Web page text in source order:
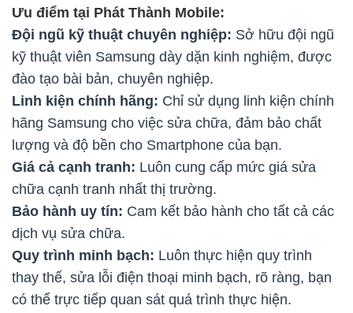
Ưu điểm tại Phát Thành Mobile:
Đội ngũ kỹ thuật chuyên nghiệp: Sở hữu đội ngũ
kỹ thuật viên Samsung dày dặn kinh nghiệm, được
đào tạo bài bản, chuyên nghiệp.
Linh kiện chính hãng: Chỉ sử dụng linh kiện chính
hãng Samsung cho việc sửa chữa, đảm bảo chất
lượng và độ bền cho Smartphone của bạn.
Giá cả cạnh tranh: Luôn cung cấp mức giá sửa
chữa cạnh tranh nhất thị trường.
Bảo hành uy tín: Cam kết bảo hành cho tất cả các
dịch vụ sửa chữa.
Quy trình minh bạch: Luôn thực hiện quy trình
thay thế, sửa lỗi điện thoại minh bạch, rõ ràng, bạn
có thể trực tiếp quan sát quá trình thực hiện.